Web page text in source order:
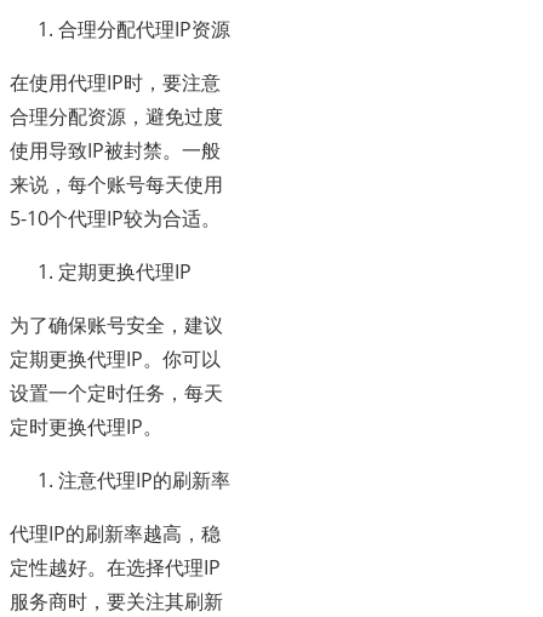
合理分配代理IP资源
在使用代理IP时，要注意
合理分配资源，避免过度
使用导致IP被封禁。一般
来说，每个账号每天使用
5-10个代理IP较为合适。
定期更换代理IP
为了确保账号安全，建议
定期更换代理IP。你可以
设置一个定时任务，每天
定时更换代理IP。
注意代理IP的刷新率
代理IP的刷新率越高，稳
定性越好。在选择代理IP
服务商时，要关注其刷新